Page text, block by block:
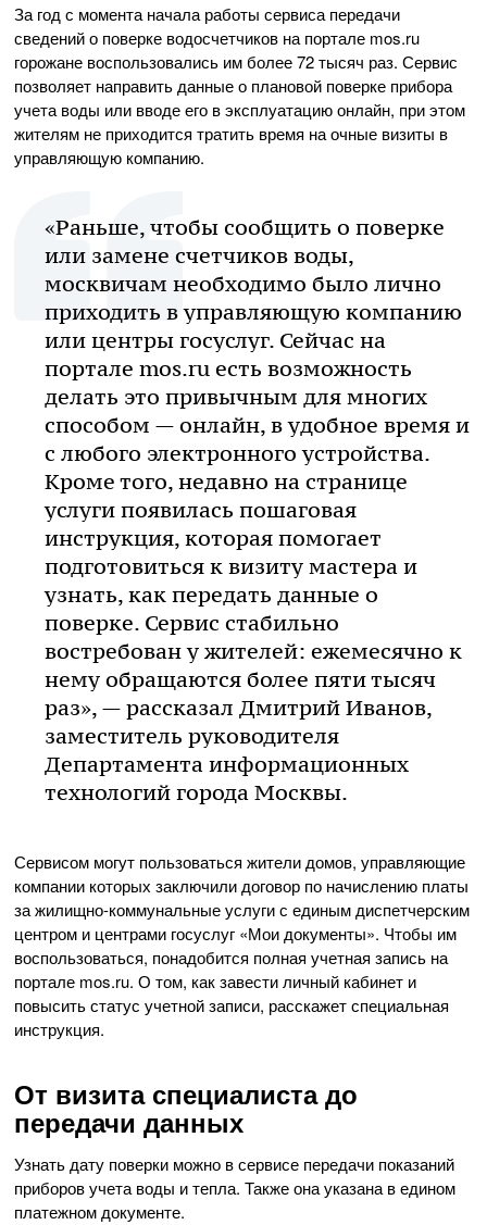
За год с момента начала работы сервиса передачи
сведений о поверке водосчетчиков на портале mos.ru
горожане воспользовались им более 72 тысяч раз. Сервис
позволяет направить данные о плановой поверке прибора
учета воды или вводе его в эксплуатацию онлайн, при этом
жителям не приходится тратить время на очные визиты в
управляющую компанию.
«Раньше, чтобы сообщить о поверке
или замене счетчиков воды,
москвичам необходимо было лично
приходить в управляющую компанию
или центры госуслуг. Сейчас на
портале mos.ru есть возможность
делать это привычным для многих
способом — онлайн, в удобное время и
с любого электронного устройства.
Кроме того, недавно на странице
услуги появилась пошаговая
инструкция, которая помогает
подготовиться к визиту мастера и
узнать, как передать данные о
поверке. Сервис стабильно
востребован у жителей: ежемесячно к
нему обращаются более пяти тысяч
раз», — рассказал Дмитрий Иванов,
заместитель руководителя
Департамента информационных
технологий города Москвы.
Сервисом могут пользоваться жители домов, управляющие
компании которых заключили договор по начислению платы
за жилищно-коммунальные услуги с единым диспетчерским
центром и центрами госуслуг «Мои документы». Чтобы им
воспользоваться, понадобится полная учетная запись на
портале mos.ru. О том, как завести личный кабинет и
повысить статус учетной записи, расскажет специальная
инструкция.
От визита специалиста до
передачи данных
Узнать дату поверки можно в сервисе передачи показаний
приборов учета воды и тепла. Также она указана в едином
платежном документе.